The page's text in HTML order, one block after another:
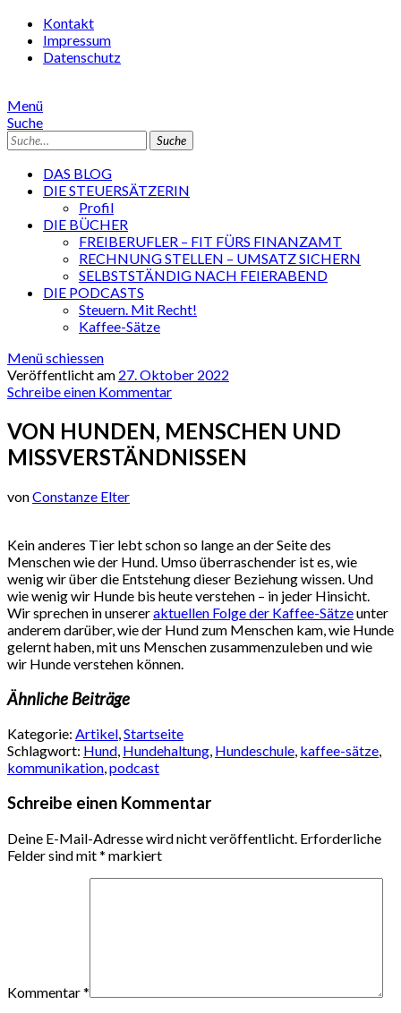
Kontakt
Impressum
Datenschutz
Menü
Suche
Suche
DAS BLOG
DIE STEUERSÄTZERIN
Profil
DIE BÜCHER
FREIBERUFLER – FIT FÜRS FINANZAMT
RECHNUNG STELLEN – UMSATZ SICHERN
SELBSTSTÄNDIG NACH FEIERABEND
DIE PODCASTS
Steuern. Mit Recht!
Kaffee-Sätze
Menü schiessen
Veröffentlicht am 27. Oktober 2022
Schreibe einen Kommentar
VON HUNDEN, MENSCHEN UND
MISSVERSTÄNDNISSEN
vonConstanze Elter
Kein anderes Tier lebt schon so lange an der Seite des
Menschen wie der Hund. Umso überraschender ist es, wie
wenig wir über die Entstehung dieser Beziehung wissen. Und
wie wenig wir Hunde bis heute verstehen – in jeder Hinsicht.
Wir sprechen in unsereraktuellen Folge der Kaffee-Sätzeunter
anderem darüber, wie der Hund zum Menschen kam, wie Hunde
gelernt haben, mit uns Menschen zusammenzuleben und wie
wir Hunde verstehen können.
Ähnliche Beiträge
Kategorie: Artikel,Startseite
Schlagwort: Hund, Hundehaltung, Hundeschule, kaffee-sätze,
kommunikation,podcast
Schreibe einen Kommentar
Deine E-Mail-Adresse wird nicht veröffentlicht. Erforderliche
Felder sind mit* markiert
Kommentar*